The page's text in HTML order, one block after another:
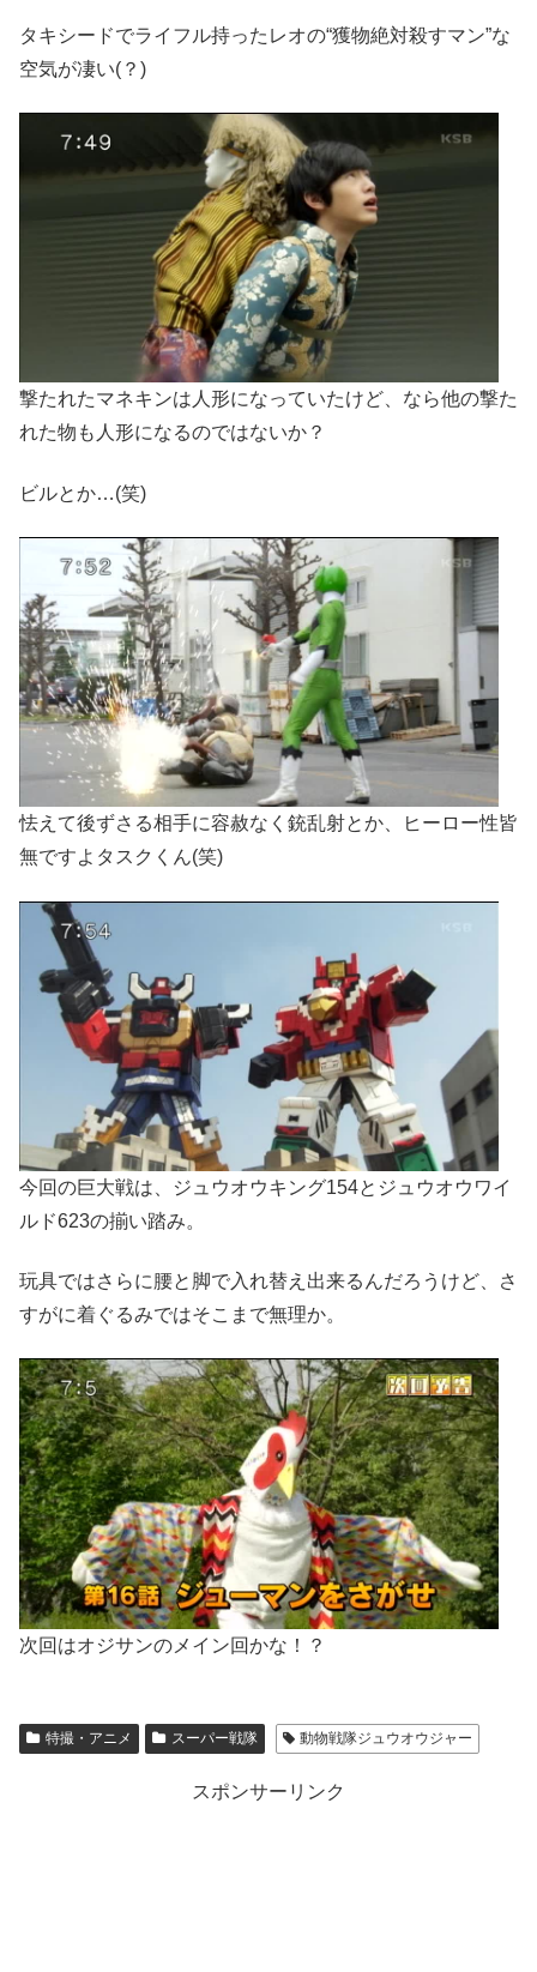
タキシードでライフル持ったレオの“獲物絶対殺すマン”な
空気が凄い(？)
撃たれたマネキンは人形になっていたけど、なら他の撃た
れた物も人形になるのではないか？
ビルとか…(笑)
怯えて後ずさる相手に容赦なく銃乱射とか、ヒーロー性皆
無ですよタスクくん(笑)
今回の巨大戦は、ジュウオウキング154とジュウオウワイ
ルド623の揃い踏み。
玩具ではさらに腰と脚で入れ替え出来るんだろうけど、さ
すがに着ぐるみではそこまで無理か。
次回はオジサンのメイン回かな！？
特撮・アニメ スーパー戦隊 動物戦隊ジュウオウジャー
スポンサーリンク